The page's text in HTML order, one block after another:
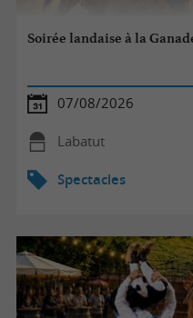
Soirée landaise à la
07/08/2026
Labatut
Spectacles